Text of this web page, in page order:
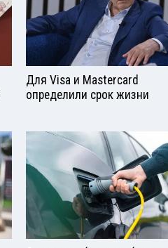
Для Visа и Mastercard
определили срок жизни